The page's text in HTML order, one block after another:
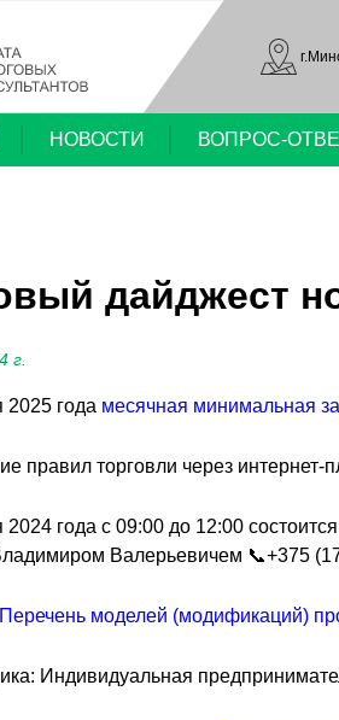
НОВОСТИ ВОПРОС-
дайджест
г.
года месячная минимальная
правил торговли через интернет-
2024 года с 09:00 до 12:00
Валерьевичем 📞+375
Перечень моделей (модификаций)
Индивидуальная